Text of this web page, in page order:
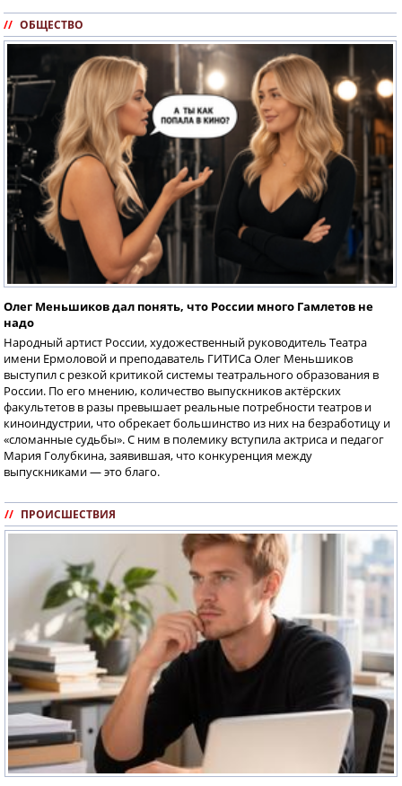
// ОБЩЕСТВО
Олег Меньшиков дал понять, что России много Гамлетов не
надо
Народный артист России, художественный руководитель Театра
имени Ермоловой и преподаватель ГИТИСа Олег Меньшиков
выступил с резкой критикой системы театрального образования в
России. По его мнению, количество выпускников актёрских
факультетов в разы превышает реальные потребности театров и
киноиндустрии, что обрекает большинство из них на безработицу и
«сломанные судьбы». С ним в полемику вступила актриса и педагог
Мария Голубкина, заявившая, что конкуренция между
выпускниками — это благо.
// ПРОИСШЕСТВИЯ